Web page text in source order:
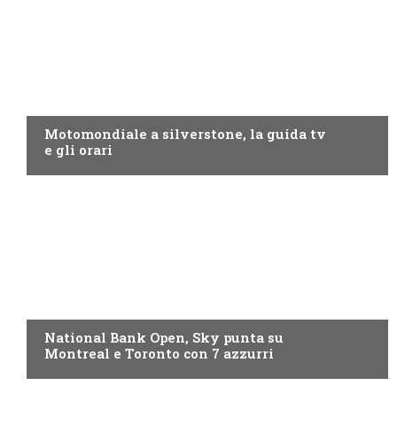
Motomondiale a silverstone, la guida tv
e gli orari
National Bank Open, Sky punta su
Montreal e Toronto con 7 azzurri